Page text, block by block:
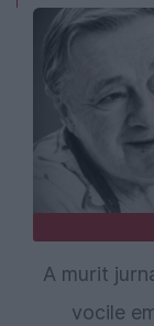
A murit
vocile